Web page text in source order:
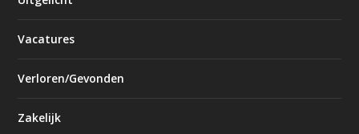
Vacatures
Verloren/Gevonden
Zakelijk